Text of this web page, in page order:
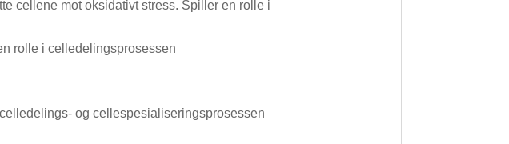
cellene mot oksidativt stress. Spiller en rolle i
rolle i celledelingsprosessen
og cellespesialiseringsprosessen